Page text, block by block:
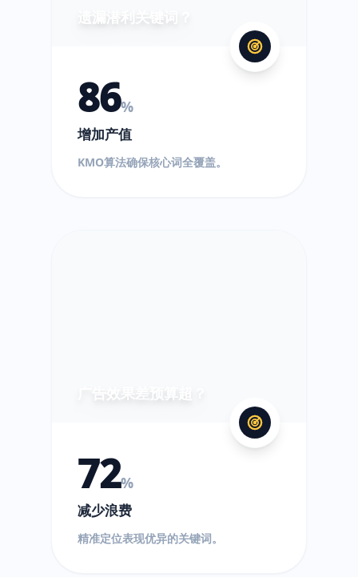
遗漏潜利关键词？
86%
增加产值
KMO算法确保核心词全覆盖。
!
广告效果差预算超？
72%
减少浪费
精准定位表现优异的关键词。